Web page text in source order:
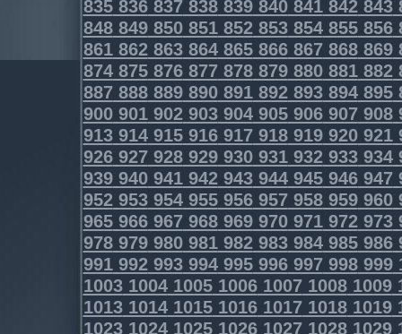
835836837838839840841842843
848849850851852853854855856
861862863864865866867868869
874875876877878879880881882
887888889890891892893894895
900901902903904905906907908
913914915916917918919920921
926927928929930931932933934
939940941942943944945946947
952953954955956957958959960
965966967968969970971972973
978979980981982983984985986
991992993994995996997998999
1003100410051006100710081009
1013101410151016101710181019
1023102410251026102710281029